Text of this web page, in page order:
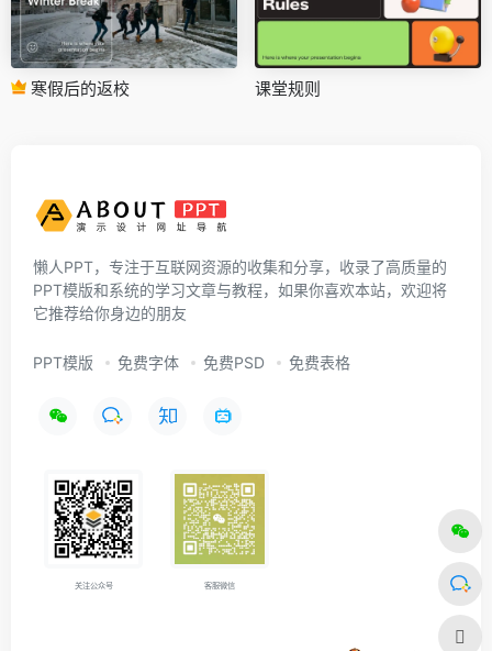
寒假后的返校 课堂规则
懒人PPT，专注于互联网资源的收集和分享，收录了高质量的
PPT模版和系统的学习文章与教程，如果你喜欢本站，欢迎将
它推荐给你身边的朋友
PPT模版 免费字体 免费PSD 免费表格
关注公众号 客服微信